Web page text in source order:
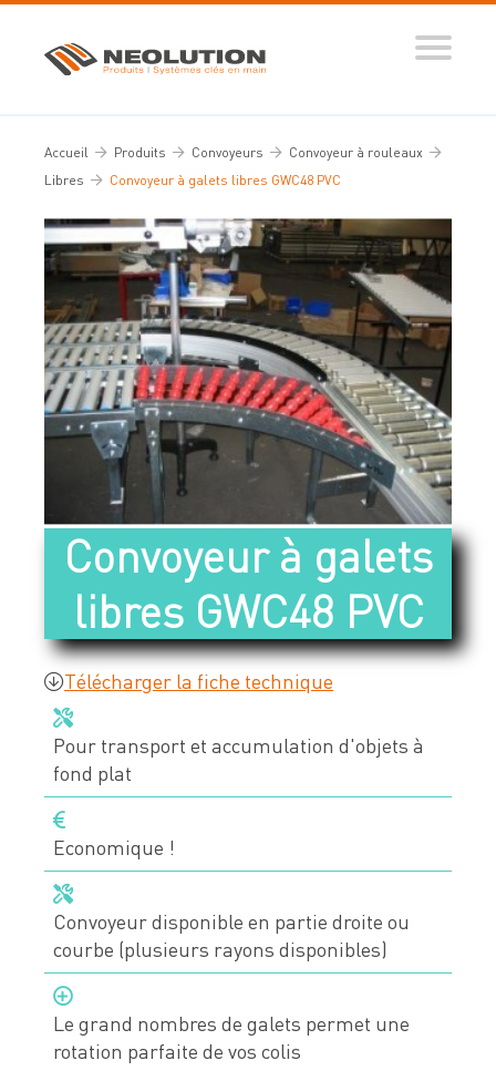
Produits
Ingénierie des flux
Conseils d’expert
Nos réalisations
Tous nos conseils
Dictionnaire de la manutention
Guide de sélection
Vidéos
Devis & contact
À propos de Neolution
Qui sommes-nous
Témoignages
Nos engagements
Support & SAV
Accueil Produits Convoyeurs
Convoyeur à rouleaux
Libres
Convoyeur à galets libres GWC48 PVC
Convoyeur à galets
libres GWC48 PVC
Télécharger la fiche technique
Pour transport et accumulation d'objets à
fond plat
Economique !
Convoyeur disponible en partie droite ou
courbe (plusieurs rayons disponibles)
Le grand nombres de galets permet une
rotation parfaite de vos colis